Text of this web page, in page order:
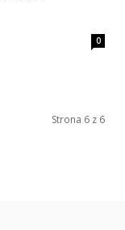
0
Strona 6 z 6